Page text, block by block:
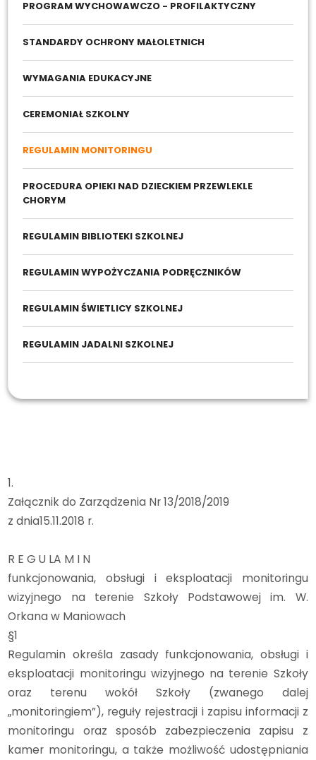
PROGRAM WYCHOWAWCZO - PROFILAKTYCZNY
STANDARDY OCHRONY MAŁOLETNICH
WYMAGANIA EDUKACYJNE
CEREMONIAŁ SZKOLNY
REGULAMIN MONITORINGU
PROCEDURA OPIEKI NAD DZIECKIEM PRZEWLEKLE
CHORYM
REGULAMIN BIBLIOTEKI SZKOLNEJ
REGULAMIN WYPOŻYCZANIA PODRĘCZNIKÓW
REGULAMIN ŚWIETLICY SZKOLNEJ
REGULAMIN JADALNI SZKOLNEJ
1.
Załącznik do Zarządzenia Nr 13/2018/2019
z dnia15.11.2018 r.
R E G U LA M I N
funkcjonowania, obsługi i eksploatacji monitoringu
wizyjnego na terenie Szkoły Podstawowej im. W.
Orkana w Maniowach
§1
Regulamin określa zasady funkcjonowania, obsługi i
eksploatacji monitoringu wizyjnego na terenie Szkoły
oraz terenu wokół Szkoły (zwanego dalej
„monitoringiem”), reguły rejestracji i zapisu informacji z
monitoringu oraz sposób zabezpieczenia zapisu z
kamer monitoringu, a także możliwość udostępniania